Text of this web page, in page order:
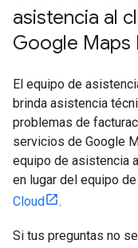
asistencia al
Google Maps
El equipo de
brinda asistencia
problemas de
servicios de Google
equipo de asistencia
en lugar del equipo
Cloud
.
Si tus preguntas no